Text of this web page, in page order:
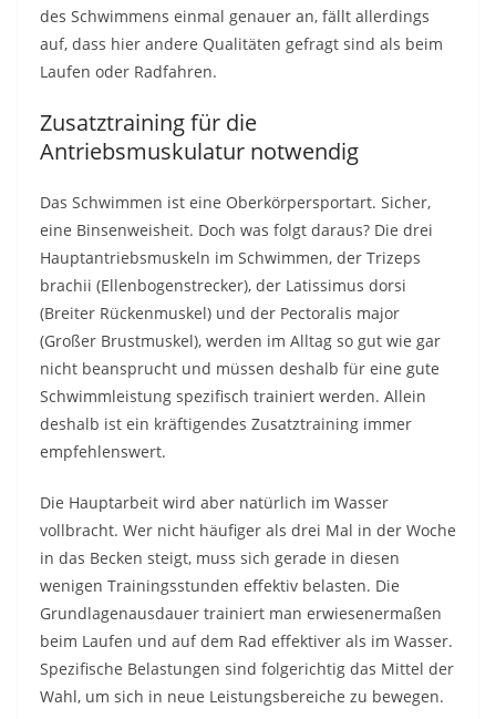
des Schwimmens einmal genauer an, fällt allerdings
auf, dass hier andere Qualitäten gefragt sind als beim
Laufen oder Radfahren.
Zusatztraining für die
Antriebsmuskulatur notwendig
Das Schwimmen ist eine Oberkörpersportart. Sicher,
eine Binsenweisheit. Doch was folgt daraus? Die drei
Hauptantriebsmuskeln im Schwimmen, der Trizeps
brachii (Ellenbogenstrecker), der Latissimus dorsi
(Breiter Rückenmuskel) und der Pectoralis major
(Großer Brustmuskel), werden im Alltag so gut wie gar
nicht beansprucht und müssen deshalb für eine gute
Schwimmleistung spezifisch trainiert werden. Allein
deshalb ist ein kräftigendes Zusatztraining immer
empfehlenswert.
Die Hauptarbeit wird aber natürlich im Wasser
vollbracht. Wer nicht häufiger als drei Mal in der Woche
in das Becken steigt, muss sich gerade in diesen
wenigen Trainingsstunden effektiv belasten. Die
Grundlagenausdauer trainiert man erwiesenermaßen
beim Laufen und auf dem Rad effektiver als im Wasser.
Spezifische Belastungen sind folgerichtig das Mittel der
Wahl, um sich in neue Leistungsbereiche zu bewegen.